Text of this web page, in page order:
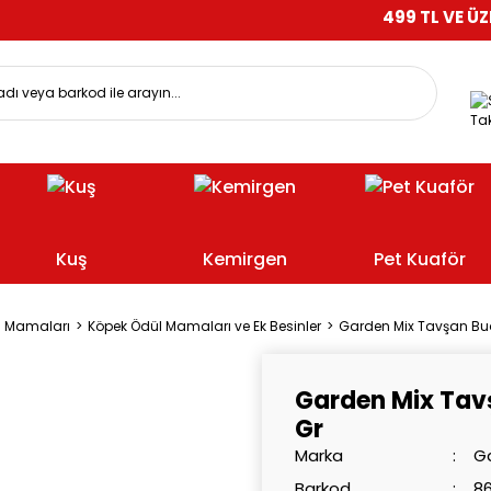
499 TL VE ÜZERİ
Kuş Kemirgen Pet Kuaför
Mamaları Köpek Ödül Mamaları ve Ek Besinler Garden Mix Tavşan
Garden Mix
Gr
Marka